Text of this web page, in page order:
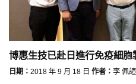
博惠生技已赴日進行免疫細
日期： 2018 年 9 月 18 日 作者： 李 佩諠